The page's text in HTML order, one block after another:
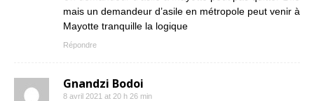
mais un demandeur d’asile en métropole peut venir à
Mayotte tranquille la logique
Répondre
Gnandzi Bodoi
8 avril 2021 at 20 h 26 min